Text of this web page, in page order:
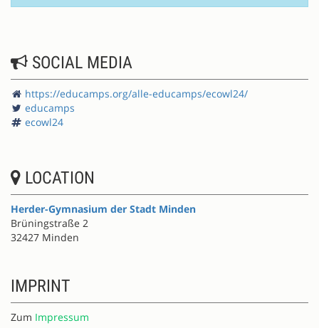
SOCIAL MEDIA
https://educamps.org/alle-educamps/ecowl24/
educamps
ecowl24
LOCATION
Herder-Gymnasium der Stadt Minden
Brüningstraße 2
32427 Minden
IMPRINT
Zum Impressum